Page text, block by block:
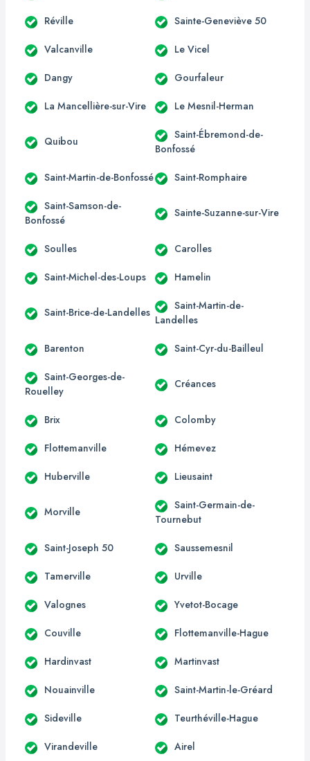
Réville Sainte-Geneviève 50
Valcanville Le Vicel
Dangy Gourfaleur
La Mancellière-sur-Vire Le Mesnil-Herman
Quibou
Saint-Ébremond-de-
Bonfossé
Saint-Martin-de-Bonfossé Saint-Romphaire
Saint-Samson-de-
Bonfossé
Sainte-Suzanne-sur-Vire
Soulles Carolles
Saint-Michel-des-Loups Hamelin
Saint-Brice-de-Landelles
Saint-Martin-de-
Landelles
Barenton Saint-Cyr-du-Bailleul
Saint-Georges-de-
Rouelley
Créances
Brix Colomby
Flottemanville Hémevez
Huberville Lieusaint
Morville
Saint-Germain-de-
Tournebut
Saint-Joseph 50 Saussemesnil
Tamerville Urville
Valognes Yvetot-Bocage
Couville Flottemanville-Hague
Hardinvast Martinvast
Nouainville Saint-Martin-le-Gréard
Sideville Teurthéville-Hague
Virandeville Airel